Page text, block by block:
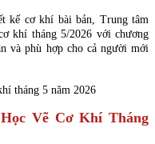
kế cơ khí bài bản, Trung tâm
khí tháng 5/2026 với chương
và phù hợp cho cả người mới
Vẽ Cơ Khí Tháng